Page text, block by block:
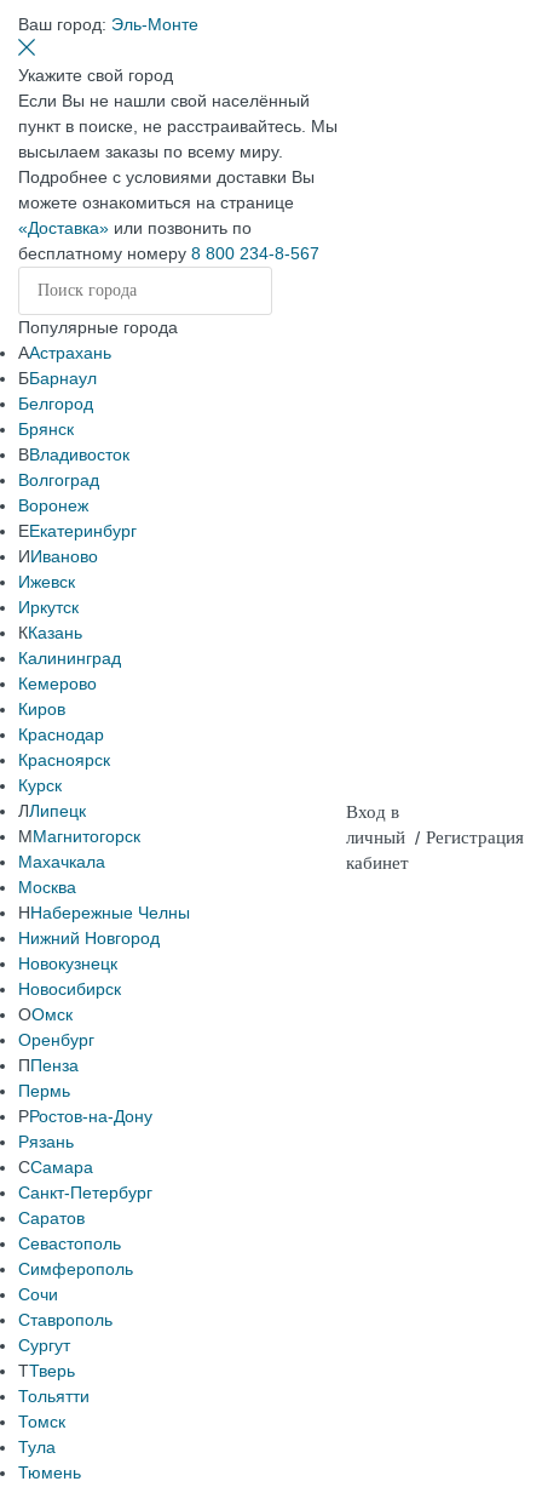
Ваш город: Эль-Монте
Укажите свой город
Если Вы не нашли свой населённый
пункт в поиске, не расстраивайтесь. Мы
высылаем заказы по всему миру.
Подробнее с условиями доставки Вы
можете ознакомиться на странице
«Доставка» или позвонить по
бесплатному номеру 8 800 234-8-567
Популярные города
ААстрахань
ББарнаул
Белгород
Брянск
ВВладивосток
Волгоград
Воронеж
ЕЕкатеринбург
ИИваново
Ижевск
Иркутск
ККазань
Калининград
Кемерово
Киров
Краснодар
Красноярск
Курск
ЛЛипецк
ММагнитогорск
Махачкала
Москва
ННабережные Челны
Нижний Новгород
Новокузнецк
Новосибирск
ООмск
Оренбург
ППенза
Пермь
РРостов-на-Дону
Рязань
ССамара
Санкт-Петербург
Саратов
Севастополь
Симферополь
Сочи
Ставрополь
Сургут
ТТверь
Тольятти
Томск
Тула
Тюмень
Вход в
личный
кабинет
/ Регистрация